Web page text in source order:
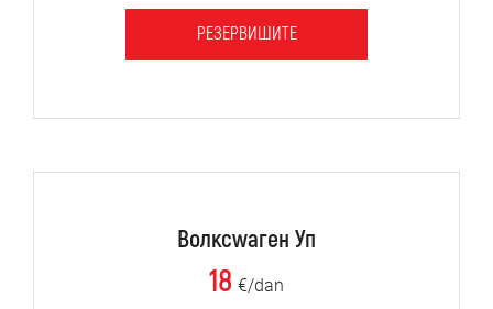
РЕЗЕРВИШИТЕ
Волксwаген Уп
18 €/dan